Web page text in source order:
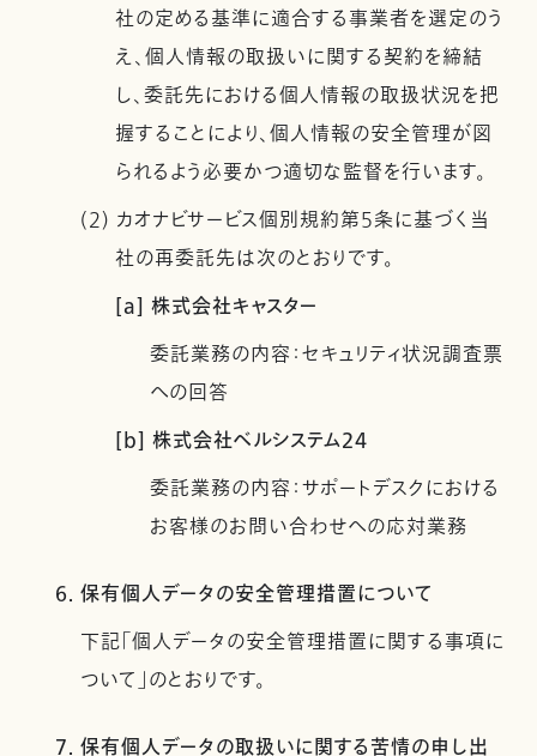
社の定める基準に適合する事業者を選定のう
え、個人情報の取扱いに関する契約を締結
し、委託先における個人情報の取扱状況を把
握することにより、個人情報の安全管理が図
られるよう必要かつ適切な監督を行います。
(2) カオナビサービス個別規約第5条に基づく当
社の再委託先は次のとおりです。
[a] 株式会社キャスター
委託業務の内容：セキュリティ状況調査票
への回答
[b] 株式会社ベルシステム24
委託業務の内容：サポートデスクにおける
お客様のお問い合わせへの応対業務
6. 保有個人データの安全管理措置について
下記「個人データの安全管理措置に関する事項に
ついて」のとおりです。
7. 保有個人データの取扱いに関する苦情の申し出